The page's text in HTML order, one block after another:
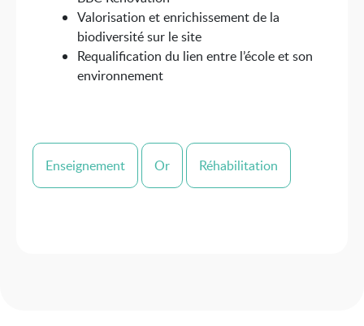
Valorisation et enrichissement de la
biodiversité sur le site
Requalification du lien entre l’école et son
environnement
Enseignement Or Réhabilitation